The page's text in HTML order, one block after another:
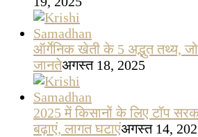
ऑर्गेनिक खेती के 5 अद्भुत तथ्य,
जानतेअगस्त 18, 2025
2025 में किसानों के लिए टॉप
बढ़ाएं, लागत घटाएंअगस्त 14,